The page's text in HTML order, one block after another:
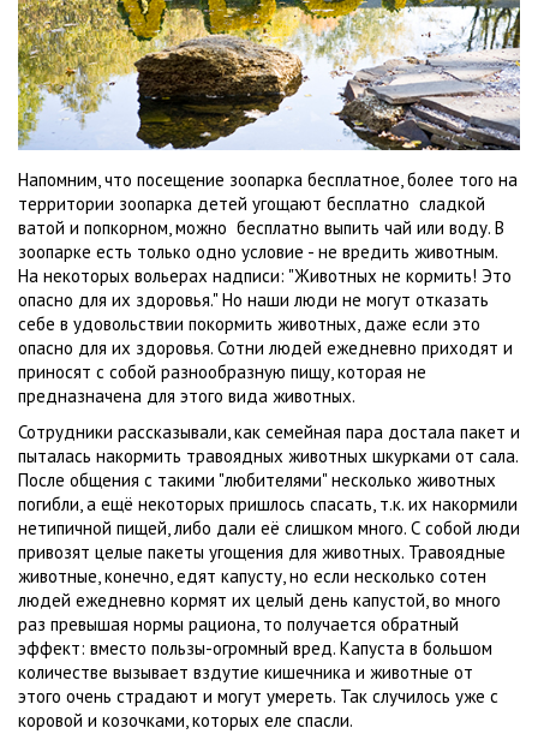
Напомним, что посещение зоопарка бесплатное, более того на
территории зоопарка детей угощают бесплатно сладкой
ватой и попкорном, можно бесплатно выпить чай или воду. В
зоопарке есть только одно условие - не вредить животным.
На некоторых вольерах надписи: "Животных не кормить! Это
опасно для их здоровья." Но наши люди не могут отказать
себе в удовольствии покормить животных, даже если это
опасно для их здоровья. Сотни людей ежедневно приходят и
приносят с собой разнообразную пищу, которая не
предназначена для этого вида животных.
Сотрудники рассказывали, как семейная пара достала пакет и
пыталась накормить травоядных животных шкурками от сала.
После общения с такими "любителями" несколько животных
погибли, а ещё некоторых пришлось спасать, т.к. их накормили
нетипичной пищей, либо дали её слишком много. С собой люди
привозят целые пакеты угощения для животных. Травоядные
животные, конечно, едят капусту, но если несколько сотен
людей ежедневно кормят их целый день капустой, во много
раз превышая нормы рациона, то получается обратный
эффект: вместо пользы-огромный вред. Капуста в большом
количестве вызывает вздутие кишечника и животные от
этого очень страдают и могут умереть. Так случилось уже с
коровой и козочками, которых еле спасли.